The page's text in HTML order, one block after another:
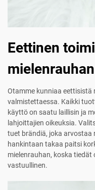
Eettinen
Otamme kunniaa
valmistettaessa. Kaikki
käyttö on saatu laillisin ja
lahjoittajien oikeuksia.
tuet brändiä, joka arvostaa
hankintaan takaa paitsi
mielenrauhan, koska
vastuullinen.